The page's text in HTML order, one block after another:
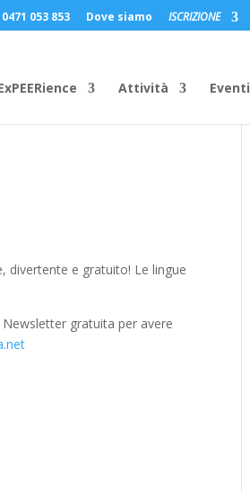
053 853 Dove siamo ISCRIZIONE
Attività Eventi
divertente e gratuito! Le lingue
Newsletter gratuita per avere